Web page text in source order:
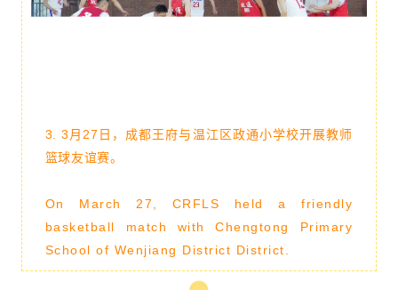
3. 3月27日，成都王府与温江区政通小学校开展教师
篮球友谊赛。
On March 27, CRFLS held a friendly
basketball match with Chengtong Primary
School of Wenjiang District District.